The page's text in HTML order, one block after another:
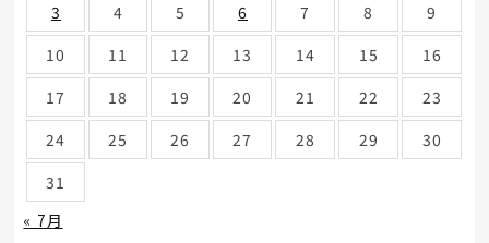
3
4 5 6 7 8
9
10
11 12 13 14 15
16
17
18 19 20 21 22
23
24
25 26 27 28 29
30
31
« 7月